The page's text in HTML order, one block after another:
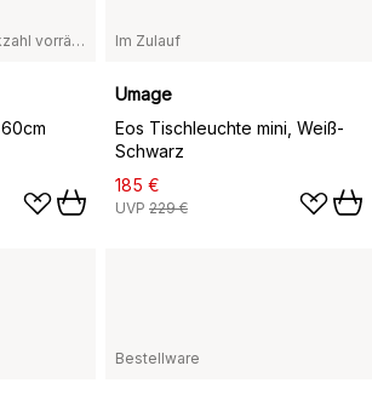
Nur begrenzte Stückzahl vorrätig Im Zulauf
Umage
Eos Tischleuchte mini, Weiß-
Schwarz
185 €
UVP 229 €
Bestellware